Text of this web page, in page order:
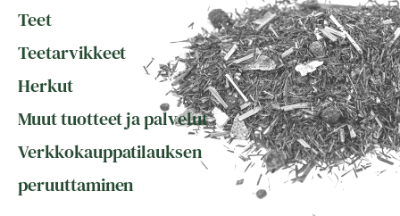
Teet
Teetarvikkeet
Herkut
Muut tuotteet ja palvelut
Verkkokauppatilauksen
peruuttaminen